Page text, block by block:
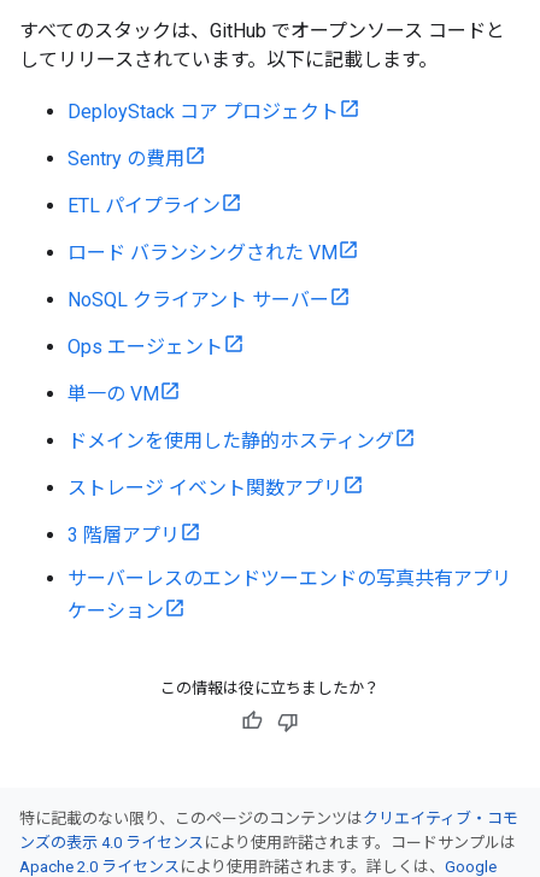
すべてのスタックは、GitHub でオープンソース コードと
してリリースされています。以下に記載します。
DeployStack コア プロジェクト
Sentry の費用
ETL パイプライン
ロード バランシングされた VM
NoSQL クライアント サーバー
Ops エージェント
単一の VM
ドメインを使用した静的ホスティング
ストレージ イベント関数アプリ
3 階層アプリ
サーバーレスのエンドツーエンドの写真共有アプリ
ケーション
この情報は役に立ちましたか？
特に記載のない限り、このページのコンテンツはクリエイティブ・コモ
ンズの表示 4.0 ライセンス により使用許諾されます。コードサンプルは
Apache 2.0 ライセンス により使用許諾されます。詳しくは、 Google